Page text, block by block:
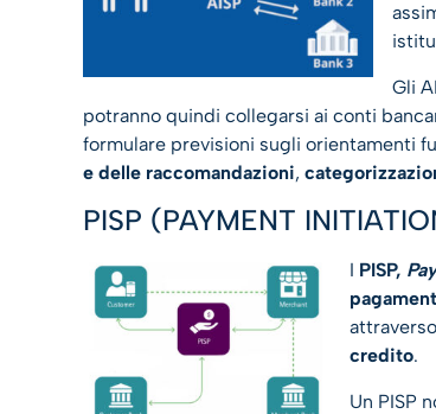
Gli
potranno quindi collegarsi ai conti
formulare previsioni sugli orientamenti
e delle raccomandazioni,
PISP (PAYMENT
I PISP,
credito.
Un PISP